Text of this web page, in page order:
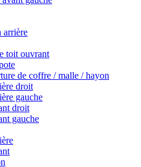
arrière
toit ouvrant
de coffre / malle / hayon
droit
gauche
droit
gauche